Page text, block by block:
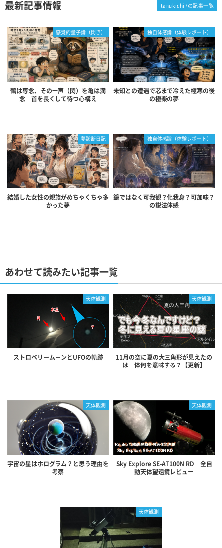
最新記事情報
感覚的量子論（閃き）
鶴は専念、その一声（閃）を亀は満
念 首を長くして待つ心構え
独自体感論（体験レポート）
未知との遭遇で芯まで冷えた極寒の後
の極楽の夢
夢診断日記
結婚した女性の親族がめちゃくちゃ多
かった夢
独自体感論（体験レポート）
鏡ではなく可我観？化我身？可加味？
の説法体感
tanukichi7の記事一覧
あわせて読みたい記事一覧
天体観測
ストロベリームーンとUFOの軌跡
天体観測
11月の空に夏の大三角形が見えたの
は一体何を意味する？【更新】
天体観測
宇宙の星はホログラム？と思う理由を
考察
天体観測
Sky Explore SE-AT100N RD 全自
動天体望遠鏡レビュー
天体観測